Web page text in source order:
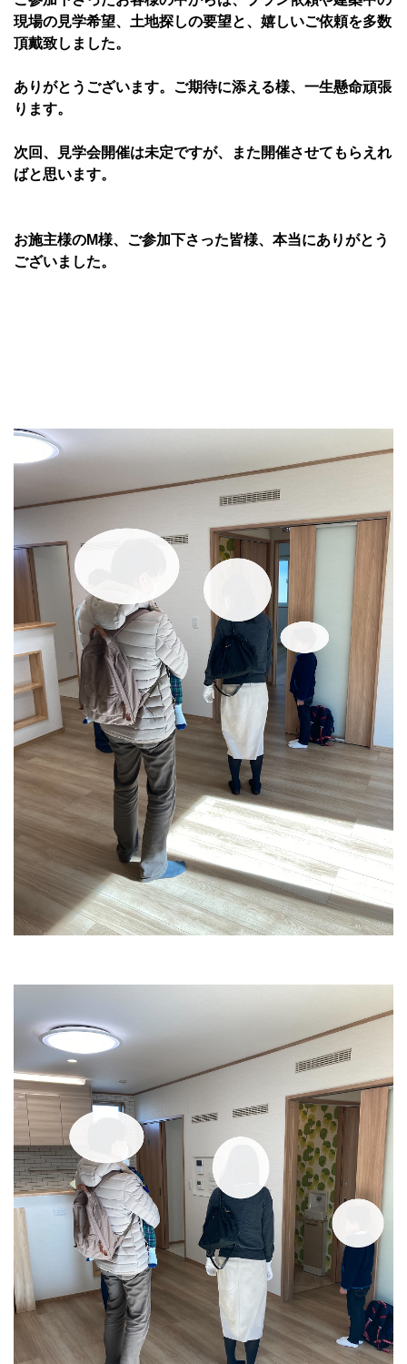
現場の見学希望、土地探しの要望と、嬉しいご依頼を多数
頂戴致しました。
ありがとうございます。ご期待に添える様、一生懸命頑張
ります。
次回、見学会開催は未定ですが、また開催させてもらえれ
ばと思います。
お施主様のM様、ご参加下さった皆様、本当にありがとう
ございました。